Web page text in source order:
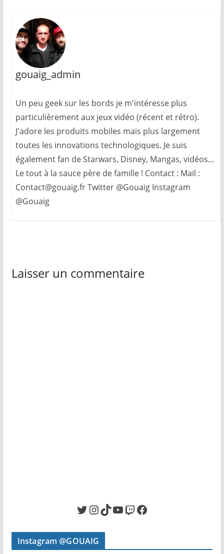
gouaig_admin
Un peu geek sur les bords je m'intéresse plus
particulièrement aux jeux vidéo (récent et rétro).
J'adore les produits mobiles mais plus largement
toutes les innovations technologiques. Je suis
également fan de Starwars, Disney, Mangas, vidéos...
Le tout à la sauce père de famille ! Contact : Mail :
Contact@gouaig.fr Twitter @Gouaig Instagram
@Gouaig
Laisser un commentaire
Twitter InstagramTikTok YouTube Twitch Facebook
Instagram @GOUAIG